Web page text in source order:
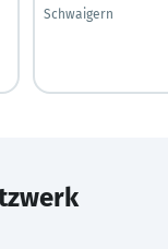
Schwaigern